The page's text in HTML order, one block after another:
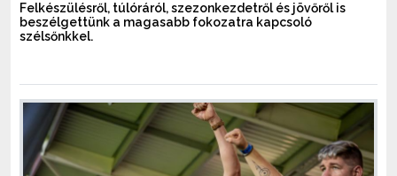
Felkészülésről, túlóráról, szezonkezdetről és jövőről is
beszélgettünk a magasabb fokozatra kapcsoló
szélsőnkkel.